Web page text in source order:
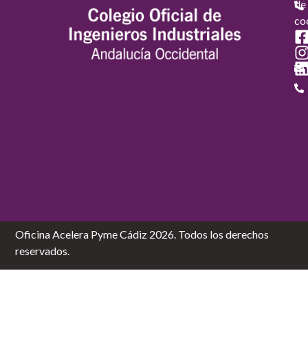
de
Oficina Acelera Pyme Cádiz 2026. Todos los derechos
reservados.